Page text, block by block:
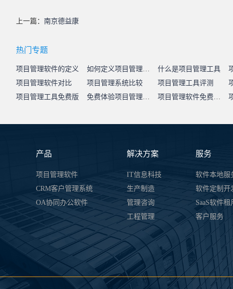
上一篇： 南京德益康
热门专题
项目管理软件的定义 如何定义项目管理系统 什么是项目管理工具
项目管理软件对比
项目管理系统比较 项目管理工具评测
项目管理工具免费版
免费体验项目管理系统 项目管理软件免费试用
产品
项目管理软件
CRM客户管理系统
OA协同办公软件
解决方案
IT信息科技
生产制造
管理咨询
工程管理
服务
软件本地服
软件定制开
SaaS软件租
客户服务